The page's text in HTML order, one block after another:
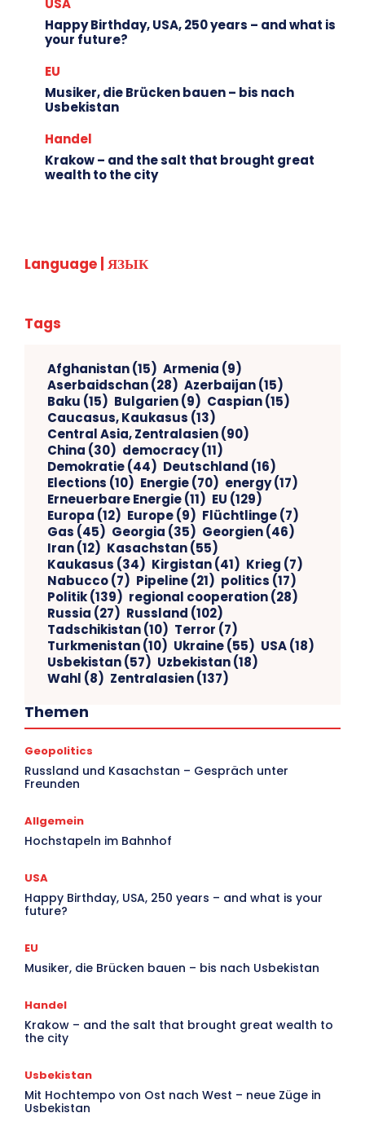
Happy Birthday, USA, 250 years – and what is
your future?
EU
Musiker, die Brücken bauen – bis nach
Usbekistan
Handel
Krakow – and the salt that brought great
wealth to the city
Language | ЯЗЫК
Tags
Afghanistan(15) Armenia (9)
Aserbaidschan(28) Azerbaijan(15)
Baku (15) Bulgarien(9) Caspian(15)
Caucasus, Kaukasus (13)
Central Asia, Zentralasien(90)
China (30) democracy(11)
Demokratie(44) Deutschland (16)
Elections (10) Energie(70) energy(17)
Erneuerbare Energie(11) EU (129)
Europa (12) Europe(9) Flüchtlinge(7)
Gas (45) Georgia (35) Georgien(46)
Iran(12) Kasachstan(55)
Kaukasus (34) Kirgistan(41) Krieg (7)
Nabucco(7) Pipeline(21) politics (17)
Politik(139) regional cooperation(28)
Russia (27) Russland (102)
Tadschikistan(10) Terror (7)
Turkmenistan(10) Ukraine(55) USA(18)
Usbekistan(57) Uzbekistan(18)
Wahl (8) Zentralasien(137)
Themen
Geopolitics
Russland und Kasachstan – Gespräch unter
Freunden
Allgemein
Hochstapeln im Bahnhof
USA
Happy Birthday, USA, 250 years – and what is your
future?
EU
Musiker, die Brücken bauen – bis nach Usbekistan
Handel
Krakow – and the salt that brought great wealth to
the city
Usbekistan
Mit Hochtempo von Ost nach West – neue Züge in
Usbekistan